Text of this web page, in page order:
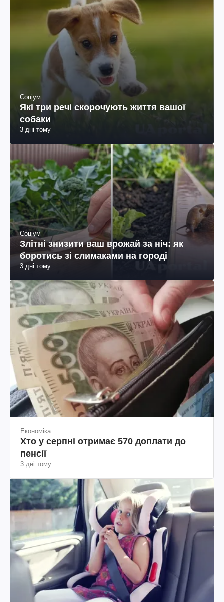
Соціум
Які три речі скорочують життя вашої
собаки
3 дні тому
Соціум
Злітні знизити ваш врожай за ніч: як
боротись зі слимаками на городі
3 дні тому
Економіка
Хто у серпні отримає 570 доплати до
пенсії
3 дні тому